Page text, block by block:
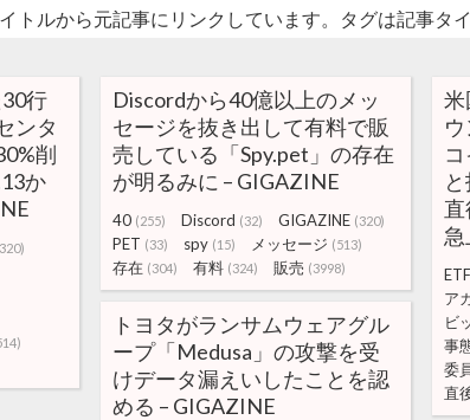
ルから元記事にリンクしています。タグは記事タ
行
ンタ
削
か
Discordから40億以上のメッ
セージを抜き出して有料で販
売している「Spy.pet」の存在
が明るみに – GIGAZINE
40 (255) Discord (32) GIGAZINE (320)
PET (33) spy (15) メッセージ (513)
存在 (304) 有料 (324) 販売 (3998)
米
ETF
ア
ビ
事
委
直
トヨタがランサムウェアグル
ープ「Medusa」の攻撃を受
けデータ漏えいしたことを認
める – GIGAZINE